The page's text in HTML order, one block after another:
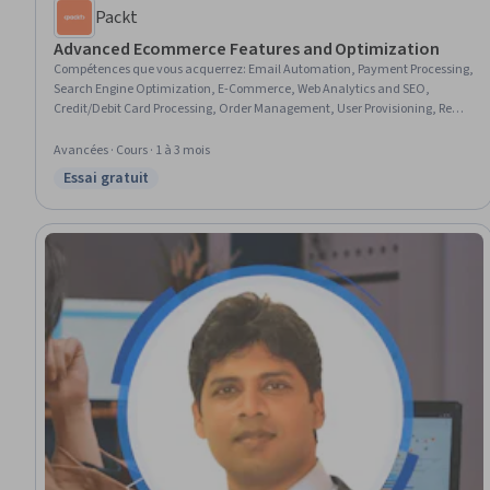
Packt
Advanced Ecommerce Features and Optimization
Compétences que vous acquerrez: Email Automation, Payment Processing,
Search Engine Optimization, E-Commerce, Web Analytics and SEO,
Credit/Debit Card Processing, Order Management, User Provisioning, Real
Promotional Strategies
Avancées · Cours · 1 à 3 mois
Statut : Essai gratuit
Essai gratuit